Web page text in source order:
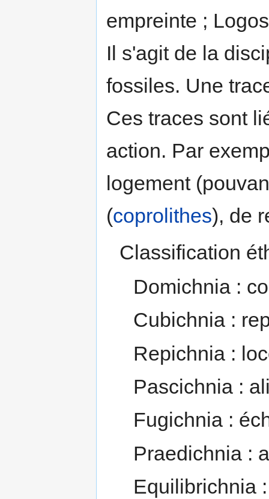
empreinte ;
Il s'agit de la
fossiles. Une
Ces traces sont
action. Par
logement
(coprolithes), de
Classification
Domichnia :
Cubichnia :
Repichnia :
Pascichnia :
Fugichnia :
Praedichnia :
Equilibrichnia